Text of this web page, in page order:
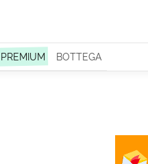
PREMIUM BOTTEGA